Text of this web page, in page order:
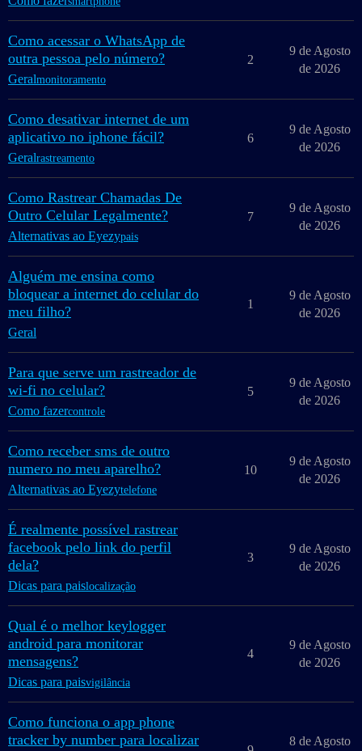
Como acessar o WhatsApp de
outra pessoa pelo número?
Geralmonitoramento
2
9 de Agosto
de 2026
Como desativar internet de um
aplicativo no iphone fácil?
Geralrastreamento
6
9 de Agosto
de 2026
Como Rastrear Chamadas De
Outro Celular Legalmente?
Alternativas ao Eyezypais
7
9 de Agosto
de 2026
Alguém me ensina como
bloquear a internet do celular do
meu filho?
Geral
1
9 de Agosto
de 2026
Para que serve um rastreador de
wi-fi no celular?
Como fazercontrole
5
9 de Agosto
de 2026
Como receber sms de outro
numero no meu aparelho?
Alternativas ao Eyezytelefone
10
9 de Agosto
de 2026
É realmente possível rastrear
facebook pelo link do perfil
dela?
Dicas para paislocalização
3
9 de Agosto
de 2026
Qual é o melhor keylogger
android para monitorar
mensagens?
Dicas para paisvigilância
4
9 de Agosto
de 2026
Como funciona o app phone
tracker by number para localizar
8 de Agosto